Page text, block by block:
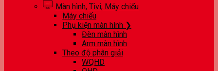
Màn hình, Tivi, Máy chiếu
Máy chiếu
Phụ kiện màn hình ❯
Đèn màn hình
Arm màn hình
Theo độ phân giải
WQHD